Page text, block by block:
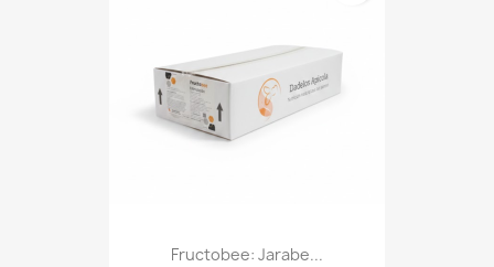
Fructobee: Jarabe...